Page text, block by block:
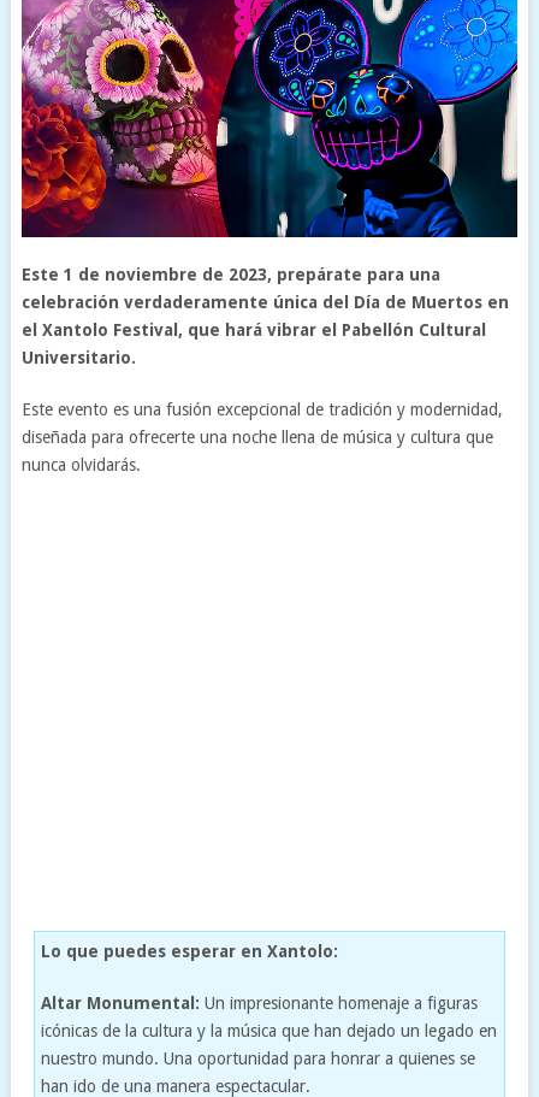
Este 1 de noviembre de 2023, prepárate para una
celebración verdaderamente única del Día de Muertos en
el Xantolo Festival, que hará vibrar el Pabellón Cultural
Universitario.
Este evento es una fusión excepcional de tradición y modernidad,
diseñada para ofrecerte una noche llena de música y cultura que
nunca olvidarás.
Lo que puedes esperar en Xantolo:
Altar Monumental: Un impresionante homenaje a figuras
icónicas de la cultura y la música que han dejado un legado en
nuestro mundo. Una oportunidad para honrar a quienes se
han ido de una manera espectacular.